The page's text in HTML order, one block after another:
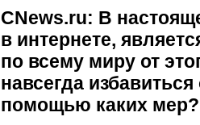
CNews.ru: В
в интернете,
по всему миру от
навсегда
помощью каких мер?